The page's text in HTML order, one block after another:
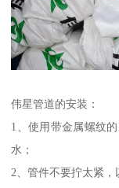
伟星管道的安装：
1、使用带金属螺纹
水；
2、管件不要拧太紧，